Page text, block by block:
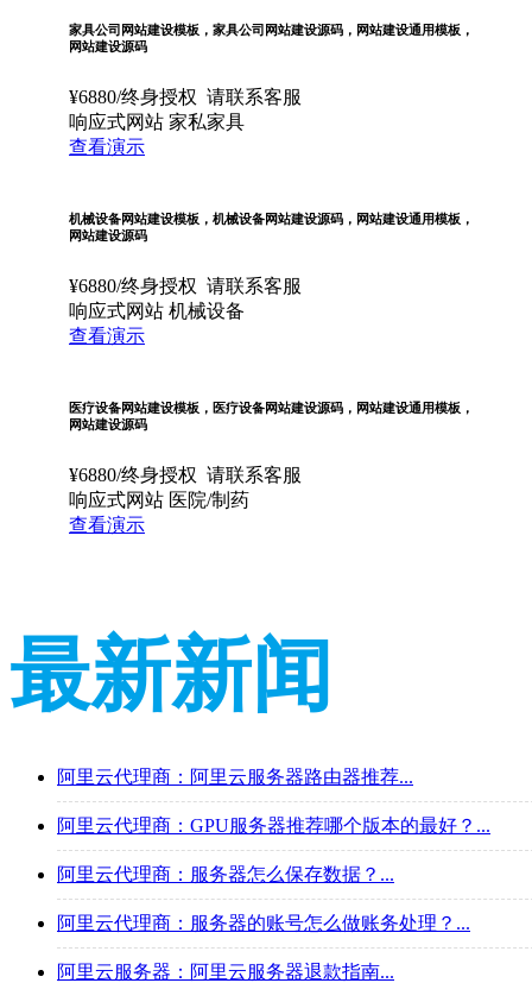
家具公司网站建设模板，家具公司网站建设源码，网站建设通用模板，
网站建设源码
¥6880/终身授权 请联系客服
响应式网站 家私家具
查看演示
机械设备网站建设模板，机械设备网站建设源码，网站建设通用模板，
网站建设源码
¥6880/终身授权 请联系客服
响应式网站 机械设备
查看演示
医疗设备网站建设模板，医疗设备网站建设源码，网站建设通用模板，
网站建设源码
¥6880/终身授权 请联系客服
响应式网站 医院/制药
查看演示
最新新闻
阿里云代理商：阿里云服务器路由器推荐...
阿里云代理商：GPU服务器推荐哪个版本的最好？...
阿里云代理商：服务器怎么保存数据？...
阿里云代理商：服务器的账号怎么做账务处理？...
阿里云服务器：阿里云服务器退款指南...